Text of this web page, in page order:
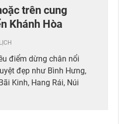
trên cung
Khánh Hòa
điểm dừng chân nổi
đẹp như Bình Hưng,
Kinh, Hang Rái, Núi